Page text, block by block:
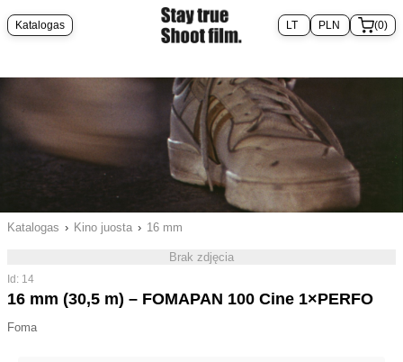
Katalogas (0)
Katalogas › Kino juosta › 16 mm
Brak zdjęcia
Id: 14
16 mm (30,5 m) – FOMAPAN 100 Cine 1×PERFO
Foma